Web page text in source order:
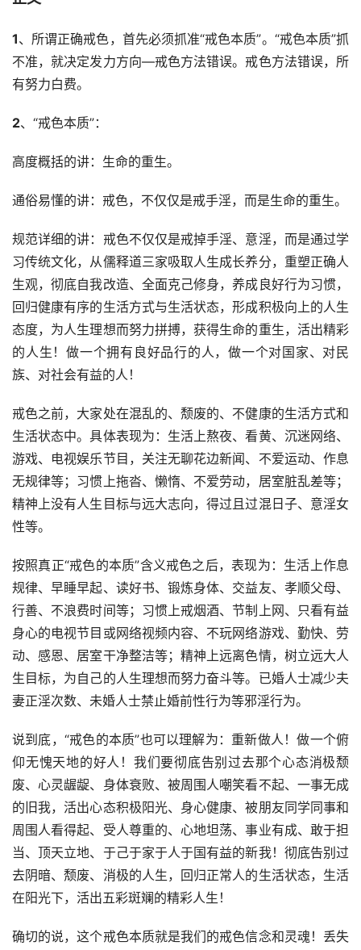
1、所谓正确戒色，首先必须抓准“戒色本质”。“戒色本质”抓
不准，就决定发力方向—戒色方法错误。戒色方法错误，所
有努力白费。
2、“戒色本质”：
高度概括的讲：生命的重生。
通俗易懂的讲：戒色，不仅仅是戒手淫，而是生命的重生。
规范详细的讲：戒色不仅仅是戒掉手淫、意淫，而是通过学
习传统文化，从儒释道三家吸取人生成长养分，重塑正确人
生观，彻底自我改造、全面克己修身，养成良好行为习惯，
回归健康有序的生活方式与生活状态，形成积极向上的人生
态度，为人生理想而努力拼搏，获得生命的重生，活出精彩
的人生！做一个拥有良好品行的人，做一个对国家、对民
族、对社会有益的人！
戒色之前，大家处在混乱的、颓废的、不健康的生活方式和
生活状态中。具体表现为：生活上熬夜、看黄、沉迷网络、
游戏、电视娱乐节目，关注无聊花边新闻、不爱运动、作息
无规律等；习惯上拖沓、懒惰、不爱劳动，居室脏乱差等；
精神上没有人生目标与远大志向，得过且过混日子、意淫女
性等。
按照真正“戒色的本质”含义戒色之后，表现为：生活上作息
规律、早睡早起、读好书、锻炼身体、交益友、孝顺父母、
行善、不浪费时间等；习惯上戒烟酒、节制上网、只看有益
身心的电视节目或网络视频内容、不玩网络游戏、勤快、劳
动、感恩、居室干净整洁等；精神上远离色情，树立远大人
生目标，为自己的人生理想而努力奋斗等。已婚人士减少夫
妻正淫次数、未婚人士禁止婚前性行为等邪淫行为。
说到底，“戒色的本质”也可以理解为：重新做人！做一个俯
仰无愧天地的好人！我们要彻底告别过去那个心态消极颓
废、心灵龌龊、身体衰败、被周围人嘲笑看不起、一事无成
的旧我，活出心态积极阳光、身心健康、被朋友同学同事和
周围人看得起、受人尊重的、心地坦荡、事业有成、敢于担
当、顶天立地、于己于家于人于国有益的新我！彻底告别过
去阴暗、颓废、消极的人生，回归正常人的生活状态，生活
在阳光下，活出五彩斑斓的精彩人生！
确切的说，这个戒色本质就是我们的戒色信念和灵魂！丢失